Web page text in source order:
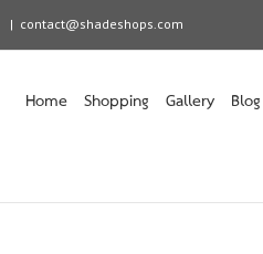
| contact@shadeshops.com
Home Shopping Gallery Blog